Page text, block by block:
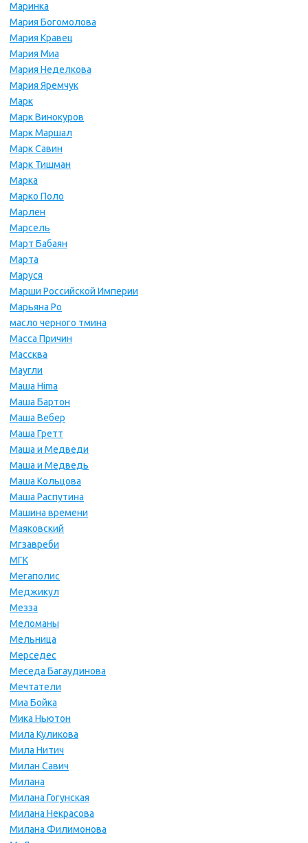
Маринка
Мария Богомолова
Мария Кравец
Мария Миа
Мария Неделкова
Мария Яремчук
Марк
Марк Винокуров
Марк Маршал
Марк Савин
Марк Тишман
Марка
Марко Поло
Марлен
Марсель
Март Бабаян
Марта
Маруся
Марши Российской Империи
Марьяна Ро
масло черного тмина
Масса Причин
Массква
Маугли
Маша Hima
Маша Бартон
Маша Вебер
Маша Гретт
Маша и Медведи
Маша и Медведь
Маша Кольцова
Маша Распутина
Машина времени
Маяковский
Мгзавреби
МГК
Мегаполис
Меджикул
Мезза
Меломаны
Мельница
Мерседес
Меседа Багаудинова
Мечтатели
Миа Бойка
Мика Ньютон
Мила Куликова
Мила Нитич
Милан Савич
Милана
Милана Гогунская
Милана Некрасова
Милана Филимонова